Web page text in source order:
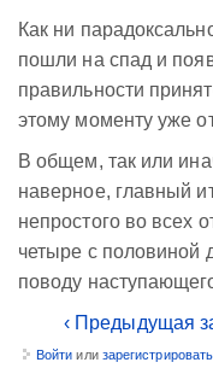
Как ни
пошли на спад и
правильности
этому моменту уже
В общем, так или
наверное, главный
непростого во всех
четыре с половиной
поводу
‹ Предыдущая
Войти или